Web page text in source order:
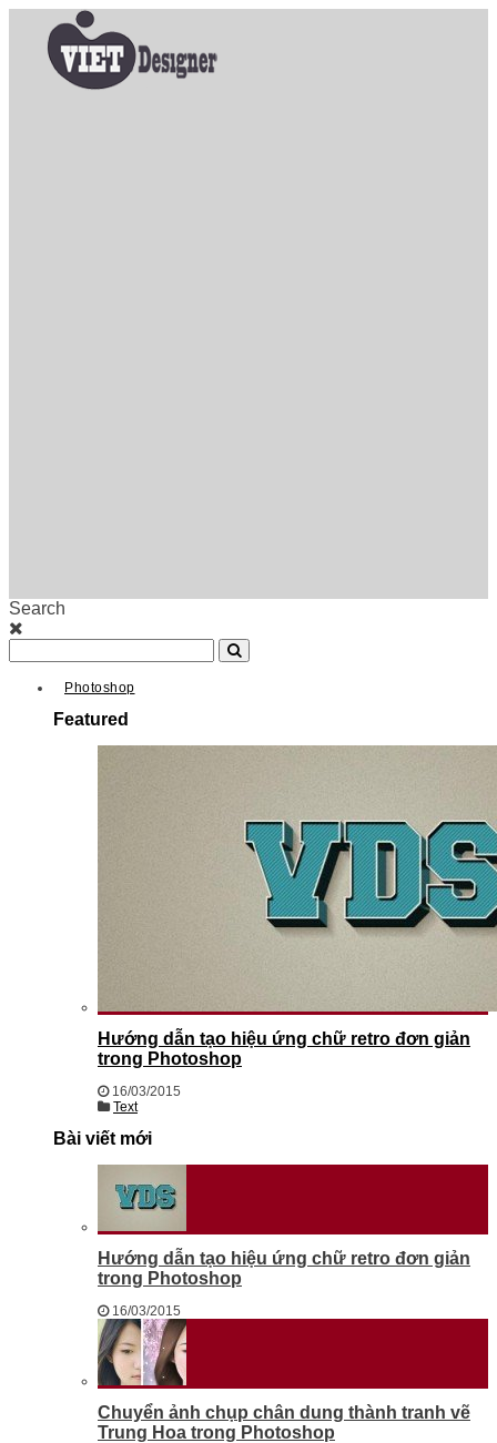
Search
Photoshop
Featured
Hướng dẫn tạo hiệu ứng chữ retro đơn giản
trong Photoshop
16/03/2015
Text
Bài viết mới
Hướng dẫn tạo hiệu ứng chữ retro đơn giản
trong Photoshop
16/03/2015
Chuyển ảnh chụp chân dung thành tranh vẽ
Trung Hoa trong Photoshop